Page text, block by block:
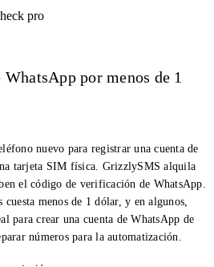
pro
WhatsApp por menos de 1
nuevo para registrar una cuenta de
tarjeta SIM física. GrizzlySMS alquila
el código de verificación de WhatsApp.
menos de 1 dólar, y en algunos,
para crear una cuenta de WhatsApp de
números para la automatización.